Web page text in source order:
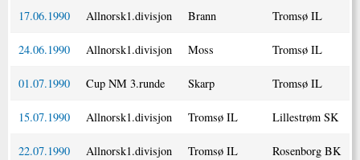
17.06.1990 Allnorsk1.divisjon Brann Tromsø IL
24.06.1990 Allnorsk1.divisjon Moss Tromsø IL
01.07.1990 Cup NM 3.runde Skarp Tromsø IL
15.07.1990 Allnorsk1.divisjon Tromsø IL Lillestrøm SK
22.07.1990 Allnorsk1.divisjon Tromsø IL Rosenborg BK